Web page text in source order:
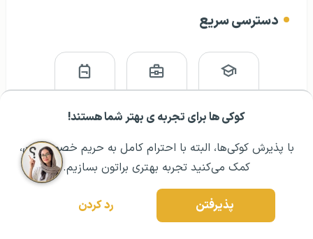
کوکی ها برای تجربه ی بهتر شما هستند!
با پذیرش کوکی‌ها، البته با احترام کامل به حریم خصوصیتون،
کمک می‌کنید تجربه بهتری براتون بسازیم.
پذیرفتن رد کردن
مشــاوره اولیه رایگان: ۰۲۱ ۴۳۰۰۰ ۰۲۱ رزرو مشاوره تخصصی
دسترسی سریع
تحصیل کار مهاجرت
زندگی